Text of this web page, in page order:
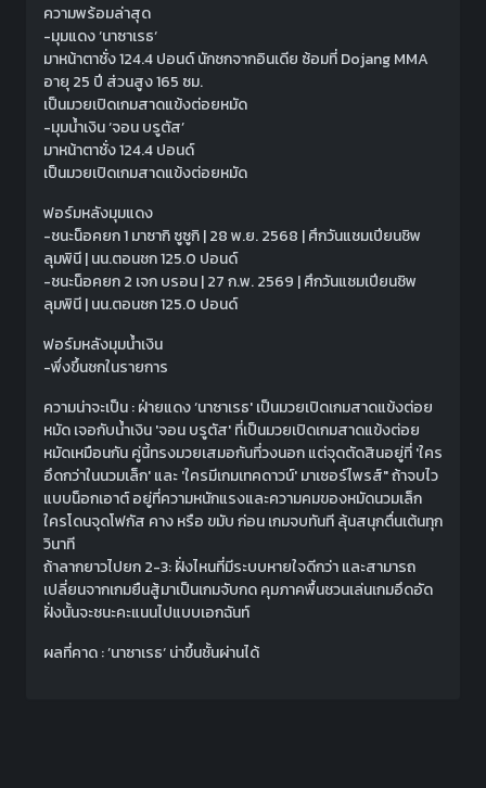
ความพร้อมล่าสุด
-มุมแดง ‘นาซาเรธ‘
มาหน้าตาชั่ง 124.4 ปอนด์ นักชกจากอินเดีย ซ้อมที่ Dojang MMA
อายุ 25 ปี ส่วนสูง 165 ซม.
เป็นมวยเปิดเกมสาดแข้งต่อยหมัด
-มุมน้ำเงิน ‘จอน บรูตัส’
มาหน้าตาชั่ง 124.4 ปอนด์
เป็นมวยเปิดเกมสาดแข้งต่อยหมัด
ฟอร์มหลังมุมแดง
-ชนะน็อคยก 1 มาซากิ ซูซูกิ | 28 พ.ย. 2568 | ศึกวันแชมเปียนชิพ
ลุมพินี | นน.ตอนชก 125.0 ปอนด์
-ชนะน็อคยก 2 เจก บรอน | 27 ก.พ. 2569 | ศึกวันแชมเปียนชิพ
ลุมพินี | นน.ตอนชก 125.0 ปอนด์
ฟอร์มหลังมุมน้ำเงิน
-พึ่งขึ้นชกในรายการ
ความน่าจะเป็น : ฝ่ายแดง ‘นาซาเรธ' เป็นมวยเปิดเกมสาดแข้งต่อย
หมัด เจอกับน้ำเงิน 'จอน บรูตัส' ที่เป็นมวยเปิดเกมสาดแข้งต่อย
หมัดเหมือนกัน คู่นี้ทรงมวยเสมอกันที่วงนอก แต่จุดตัดสินอยู่ที่ 'ใคร
อึดกว่าในนวมเล็ก' และ 'ใครมีเกมเทคดาวน์' มาเซอร์ไพรส์" ถ้าจบไว
แบบน็อกเอาต์ อยู่ที่ความหนักแรงและความคมของหมัดนวมเล็ก
ใครโดนจุดโฟกัส คาง หรือ ขมับ ก่อน เกมจบทันที ลุ้นสนุกตื่นเต้นทุก
วินาที
ถ้าลากยาวไปยก 2-3: ฝั่งไหนที่มีระบบหายใจดีกว่า และสามารถ
เปลี่ยนจากเกมยืนสู้มาเป็นเกมจับกด คุมภาคพื้นชวนเล่นเกมอึดอัด
ฝั่งนั้นจะชนะคะแนนไปแบบเอกฉันท์
ผลที่คาด : ’นาซาเรธ‘ น่าขึ้นชั้นผ่านได้